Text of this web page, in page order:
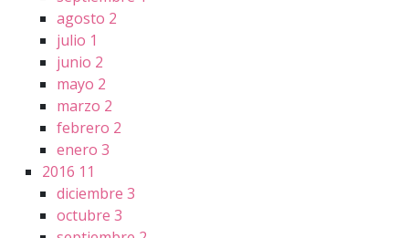
agosto 2
julio 1
junio 2
mayo 2
marzo 2
febrero 2
enero 3
2016 11
diciembre 3
octubre 3